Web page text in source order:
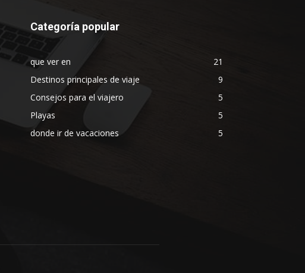
Categoría popular
que ver en
21
Destinos principales de viaje
9
Consejos para el viajero
5
Playas
5
donde ir de vacaciones
5